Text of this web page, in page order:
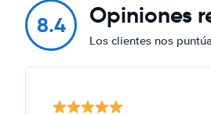
8.4 Opiniones
Los clientes nos